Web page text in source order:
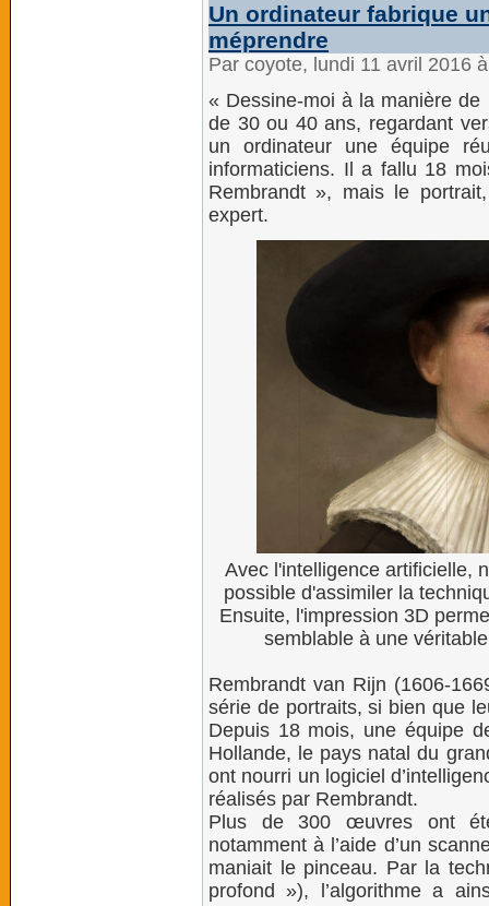
Un ordinateur fabrique
méprendre
Par coyote, lundi 11 avril 2016
« Dessine-moi à la manière de
de 30 ou 40 ans, regardant
un ordinateur une équipe
informaticiens. Il a fallu 18
Rembrandt », mais le
expert.
Avec l'intelligence artificielle,
possible d'assimiler la
Ensuite, l'impression 3D
semblable à une
Rembrandt van Rijn (1606-
série de portraits, si bien que
Depuis 18 mois, une équipe
Hollande, le pays natal du
ont nourri un logiciel
réalisés par Rembrandt.
Plus de 300 œuvres ont
notamment à l’aide d’un
maniait le pinceau. Par la
profond »), l’algorithme a